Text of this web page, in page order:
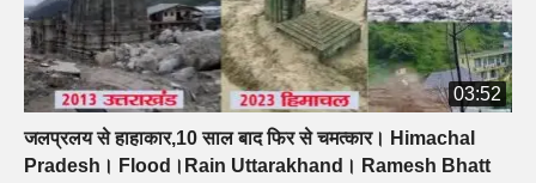
03:52
जलप्रलय से हाहाकार,10 साल बाद फिर से चमत्कार। Himachal
Pradesh। Flood।Rain Uttarakhand। Ramesh Bhatt